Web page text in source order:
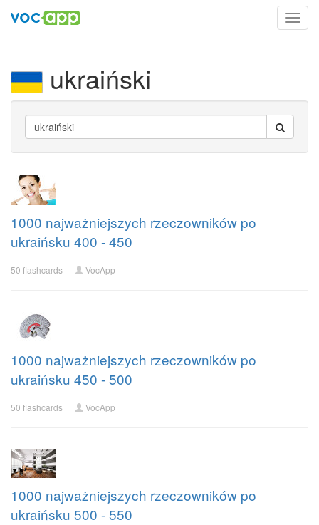
ukraiński
1000 najważniejszych rzeczowników po
ukraińsku 400 - 450
50 flashcards VocApp
1000 najważniejszych rzeczowników po
ukraińsku 450 - 500
50 flashcards VocApp
1000 najważniejszych rzeczowników po
ukraińsku 500 - 550